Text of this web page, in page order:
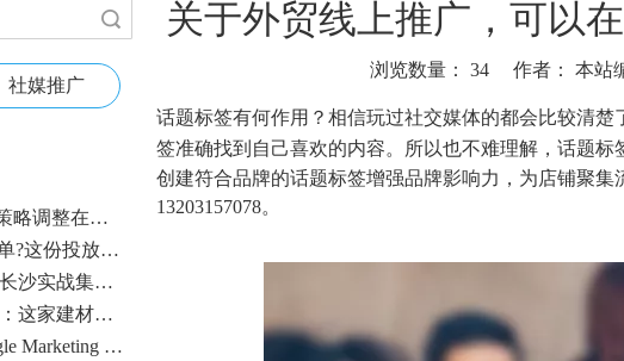
社媒推广
Google Ads目标型出价策略调整在即：外贸账户请提前校准
想靠Facebook拿海外订单?这份投放指南收好
广告费烧了不见询盘？长沙实战集训即将开营，教您SEM投放+GEO流量收割，把预算变成真订单
国外展会仅剩15天开启：这家建材B2B企业如何用$4.1撬动近500条本地经销商线索？
万成云商受邀出席Google Marketing Live 2026，以AI之力领航出海增长新浪潮
关于外贸线上推广，可以
浏览数量： 34 作者： 本站
话题标签有何作用？相信玩过社交媒体的都会比较清
签准确找到自己喜欢的内容。所以也不难理解，话题标
创建符合品牌的话题标签增强品牌影响力，为店铺聚
13203157078。